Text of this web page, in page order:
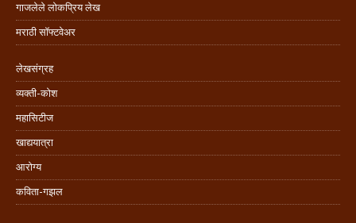
गाजलेले लोकप्रिय लेख
मराठी सॉफ्टवेअर
लेखसंग्रह
व्यक्ती-कोश
महासिटीज
खाद्ययात्रा
आरोग्य
कविता-गझल